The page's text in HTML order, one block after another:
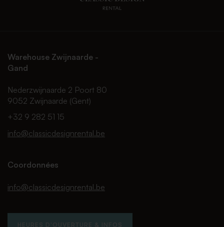
Warehouse Zwijnaarde -
Gand
Nederzwijnaarde 2 Poort 80
9052 Zwijnaarde (Gent)
+32 9 282 51 15
info@classicdesignrental.be
Coordonnées
info@classicdesignrental.be
HEURES D'OUVERTURE & INFOS